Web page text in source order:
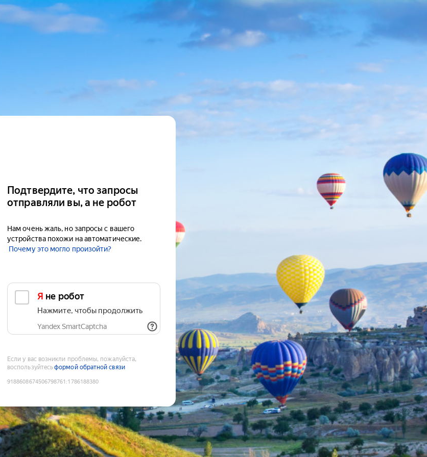
Подтвердите, что запросы
отправляли вы, а не робот
Нам очень жаль, но запросы с вашего
устройства похожи на автоматические.
Почему это могло произойти?
Я не робот
Нажмите, чтобы продолжить
Yandex SmartCaptcha
Если у вас возникли проблемы, пожалуйста,
воспользуйтесьформой обратной связи
9188608674506798761 :1786188380